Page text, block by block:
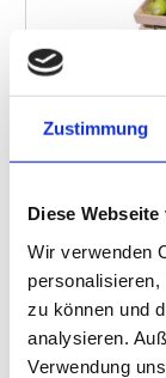
Zustimmung
Diese
Wir verwenden
zu können und
analysieren.
Verwendung
Foto: FMU GmbH